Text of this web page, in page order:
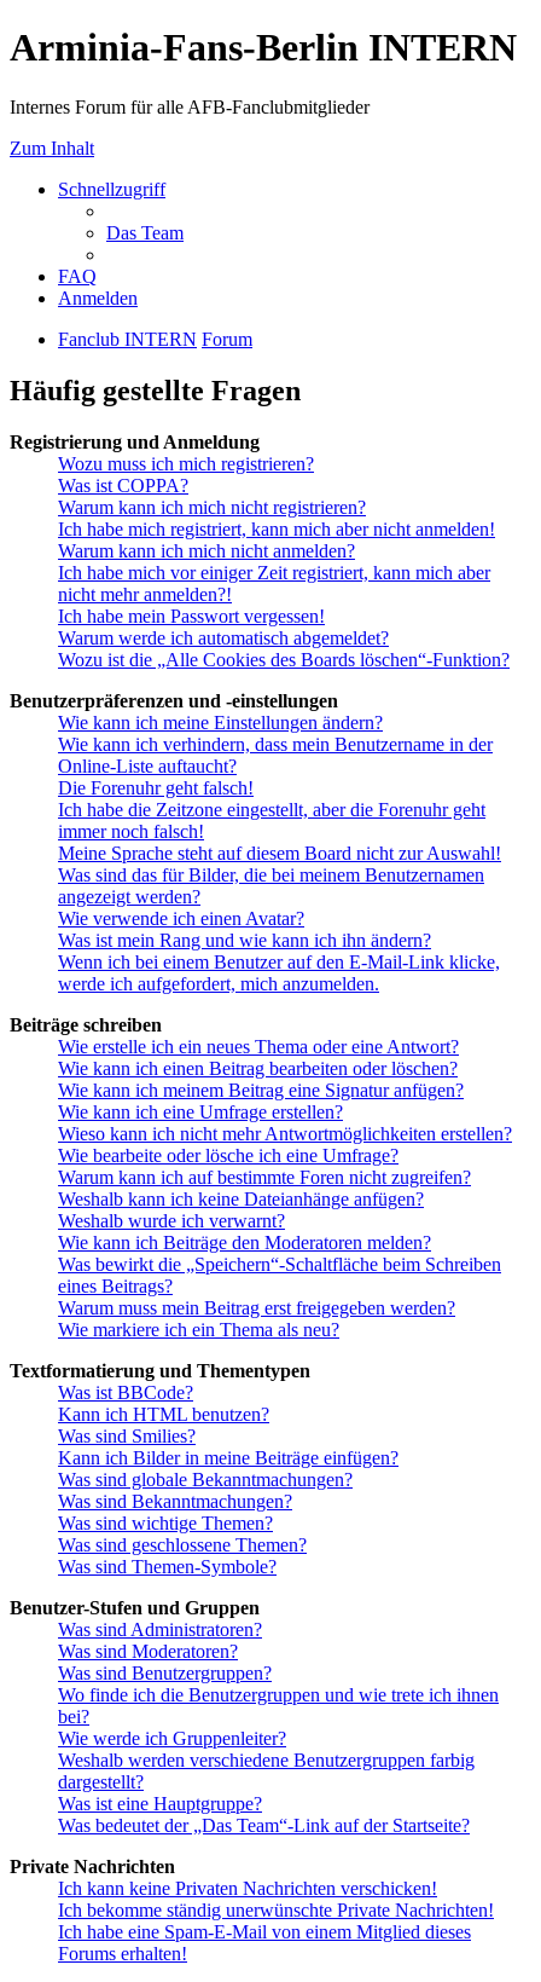
Arminia-Fans-Berlin INTERN
Internes Forum für alle AFB-Fanclubmitglieder
Zum Inhalt
Schnellzugriff
Das Team
FAQ
Anmelden
Fanclub INTERN Forum
Häufig gestellte Fragen
Registrierung und Anmeldung
Wozu muss ich mich registrieren?
Was ist COPPA?
Warum kann ich mich nicht registrieren?
Ich habe mich registriert, kann mich aber nicht anmelden!
Warum kann ich mich nicht anmelden?
Ich habe mich vor einiger Zeit registriert, kann mich aber
nicht mehr anmelden?!
Ich habe mein Passwort vergessen!
Warum werde ich automatisch abgemeldet?
Wozu ist die „Alle Cookies des Boards löschen“-Funktion?
Benutzerpräferenzen und -einstellungen
Wie kann ich meine Einstellungen ändern?
Wie kann ich verhindern, dass mein Benutzername in der
Online-Liste auftaucht?
Die Forenuhr geht falsch!
Ich habe die Zeitzone eingestellt, aber die Forenuhr geht
immer noch falsch!
Meine Sprache steht auf diesem Board nicht zur Auswahl!
Was sind das für Bilder, die bei meinem Benutzernamen
angezeigt werden?
Wie verwende ich einen Avatar?
Was ist mein Rang und wie kann ich ihn ändern?
Wenn ich bei einem Benutzer auf den E-Mail-Link klicke,
werde ich aufgefordert, mich anzumelden.
Beiträge schreiben
Wie erstelle ich ein neues Thema oder eine Antwort?
Wie kann ich einen Beitrag bearbeiten oder löschen?
Wie kann ich meinem Beitrag eine Signatur anfügen?
Wie kann ich eine Umfrage erstellen?
Wieso kann ich nicht mehr Antwortmöglichkeiten erstellen?
Wie bearbeite oder lösche ich eine Umfrage?
Warum kann ich auf bestimmte Foren nicht zugreifen?
Weshalb kann ich keine Dateianhänge anfügen?
Weshalb wurde ich verwarnt?
Wie kann ich Beiträge den Moderatoren melden?
Was bewirkt die „Speichern“-Schaltfläche beim Schreiben
eines Beitrags?
Warum muss mein Beitrag erst freigegeben werden?
Wie markiere ich ein Thema als neu?
Textformatierung und Thementypen
Was ist BBCode?
Kann ich HTML benutzen?
Was sind Smilies?
Kann ich Bilder in meine Beiträge einfügen?
Was sind globale Bekanntmachungen?
Was sind Bekanntmachungen?
Was sind wichtige Themen?
Was sind geschlossene Themen?
Was sind Themen-Symbole?
Benutzer-Stufen und Gruppen
Was sind Administratoren?
Was sind Moderatoren?
Was sind Benutzergruppen?
Wo finde ich die Benutzergruppen und wie trete ich ihnen
bei?
Wie werde ich Gruppenleiter?
Weshalb werden verschiedene Benutzergruppen farbig
dargestellt?
Was ist eine Hauptgruppe?
Was bedeutet der „Das Team“-Link auf der Startseite?
Private Nachrichten
Ich kann keine Privaten Nachrichten verschicken!
Ich bekomme ständig unerwünschte Private Nachrichten!
Ich habe eine Spam-E-Mail von einem Mitglied dieses
Forums erhalten!